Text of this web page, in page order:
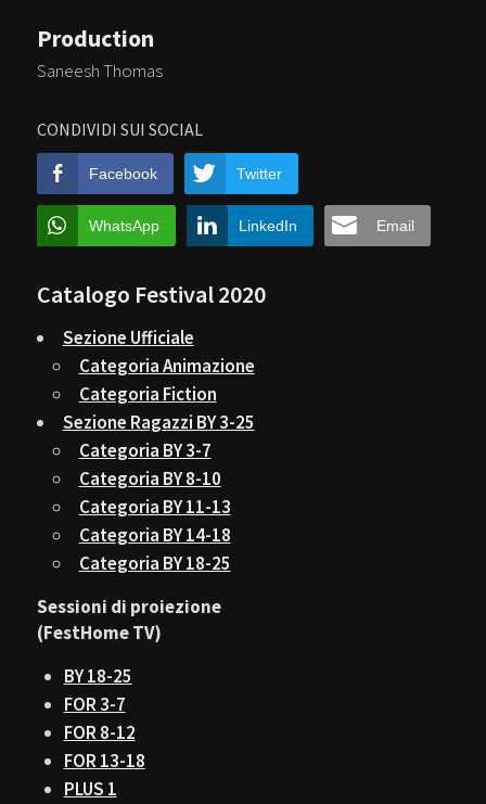
CONDIVIDI SUI SOCIAL
Facebook Twitter
WhatsApp LinkedIn Email
Production
Saneesh Thomas
Catalogo Festival 2020
Sezione Ufficiale
Categoria Animazione
Categoria Fiction
Sezione Ragazzi BY 3-25
Categoria BY 3-7
Categoria BY 8-10
Categoria BY 11-13
Categoria BY 14-18
Categoria BY 18-25
Sessioni di proiezione
(FestHome TV)
BY 18-25
FOR 3-7
FOR 8-12
FOR 13-18
PLUS 1